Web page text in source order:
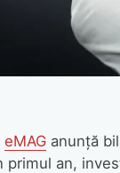
eMAGanunță
primul an,